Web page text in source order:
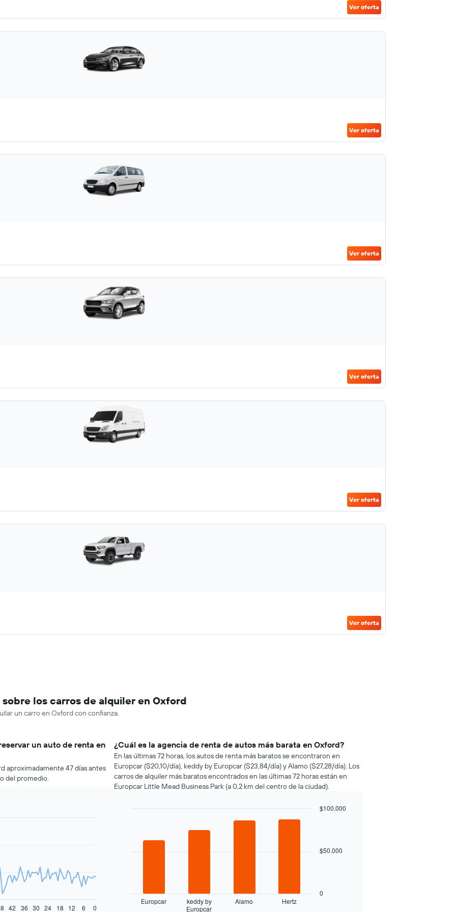
Ver oferta
Ver oferta
Ver oferta
Ver oferta
Ver oferta
Ver oferta
los carros de alquiler en Oxford
un carro en Oxford con confianza.
un auto de renta en
aproximadamente 47 días antes
del promedio.
30 0
42 36 24 18 12 6
¿Cuál es la agencia de renta de autos más barata en Oxford?
En las últimas 72 horas, los autos de renta más baratos se encontraron en
Europcar ($20,10/día), keddy by Europcar ($23,84/día) y Alamo ($27,28/día). Los
carros de alquiler más baratos encontrados en las últimas 72 horas están en
Europcar Little Mead Business Park (a 0,2 km del centro de la ciudad).
gráfico
muestra
Europcar
keddy by
Europcar
Alamo Hertz
0
$50.000
$100.000